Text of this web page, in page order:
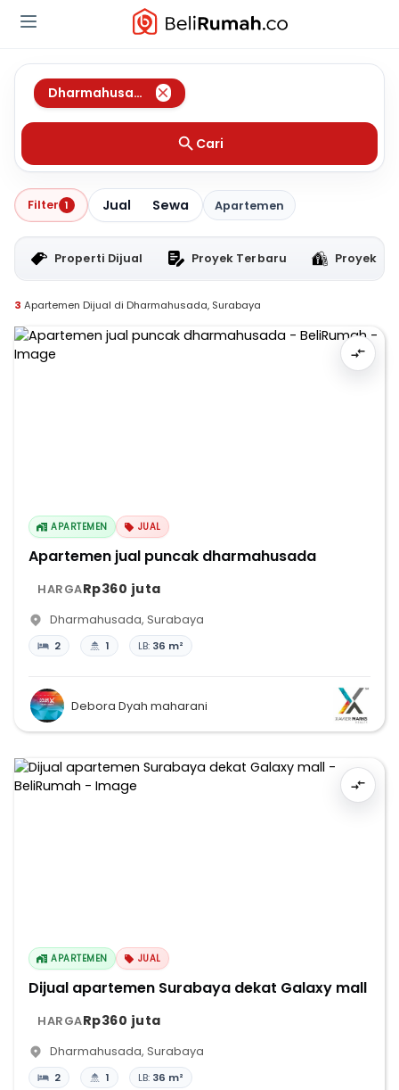
Dharmahusada ,Surabaya
Cari
Filter 1 Jual Sewa Apartemen
Properti Dijual Proyek Terbaru Proyek
3 Apartemen Dijual di Dharmahusada, Surabaya
APARTEMEN JUAL
Apartemen jual puncak dharmahusada
HARGARp360 juta
Dharmahusada, Surabaya
2 1 LB: 36 m²
Debora Dyah maharani
APARTEMEN JUAL
Dijual apartemen Surabaya dekat Galaxy mall
HARGARp360 juta
Dharmahusada, Surabaya
2 1 LB: 36 m²